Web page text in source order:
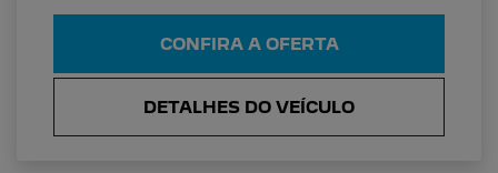
CONFIRA A OFERTA
DETALHES DO VEÍCULO